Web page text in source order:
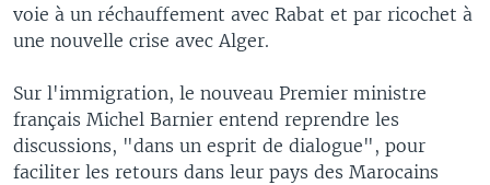
voie à un réchauffement avec Rabat et par ricochet à
une nouvelle crise avec Alger.
Sur l'immigration, le nouveau Premier ministre
français Michel Barnier entend reprendre les
discussions, "dans un esprit de dialogue", pour
faciliter les retours dans leur pays des Marocains